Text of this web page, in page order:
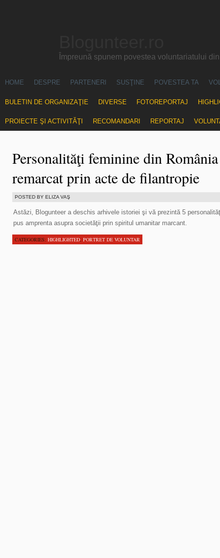
Împreună spunem povestea voluntariatului
HOME DESPRE PARTENERI SUSŢINE POVESTEA TA
BULETIN DE ORGANIZAŢIE DIVERSE FOTOREPORTAJ
PROIECTE ŞI ACTIVITĂŢI RECOMANDARI REPORTAJ
Personalităţi feminine din
remarcat prin acte de filantropie
POSTED BY ELIZA VAŞ
Astăzi, Blogunteer a deschis arhivele istoriei şi vă prezintă 5
pus amprenta asupra societăţii prin spiritul umanitar marcant.
CATEGORIES: HIGHLIGHTED, PORTRET DE VOLUNTAR